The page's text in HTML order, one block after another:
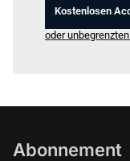
Kostenlosen
oder
Abonnement